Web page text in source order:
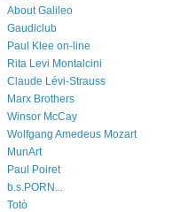
About Galileo
Gaudiclub
Paul Klee on-line
Rita Levi Montalcini
Claude Lévi-Strauss
Marx Brothers
Winsor McCay
Wolfgang Amedeus Mozart
MunArt
Paul Poiret
b.s.PORN...
Totò